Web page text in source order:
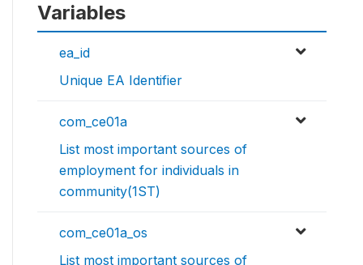
Variables
ea_id
Unique EA Identifier
com_ce01a
List most important sources of
employment for individuals in
community(1ST)
com_ce01a_os
List most important sources of